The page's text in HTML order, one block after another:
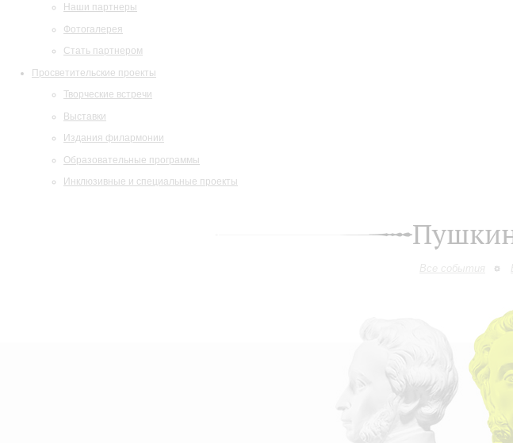
Наши партнеры
Фотогалерея
Стать партнером
Просветительские проекты
Творческие встречи
Выставки
Издания филармонии
Образовательные программы
Инклюзивные и специальные проекты
Все события